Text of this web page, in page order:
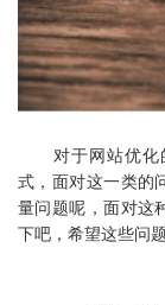
对于网站优化的
式，面对这一类的
量问题呢，面对这
下吧，希望这些问